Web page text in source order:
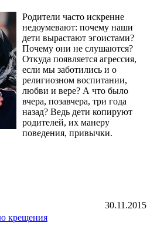
Родители часто искренне
недоумевают: почему наши
дети вырастают эгоистами?
Почему они не слушаются?
Откуда появляется агрессия,
если мы заботились и о
религиозном воспитании,
любви и вере? А что было
вчера, позавчера, три года
назад? Ведь дети копируют
родителей, их манеру
поведения, привычки.
30.11.2015
крещения